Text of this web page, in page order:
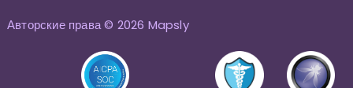
Авторские права © 2026 Mapsly